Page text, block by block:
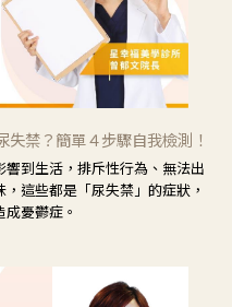
失禁？簡單４步驟自我檢測！
到生活，排斥性行為、無法出
這些都是「尿失禁」的症狀，
憂鬱症。